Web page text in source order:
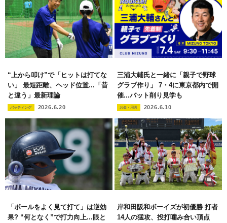
“上から叩け”で「ヒットは打てな
い」 最短距離、ヘッド位置...「昔
と違う」最新理論
バッティング 2026.6.20
三浦大輔氏と一緒に「親子で野球
グラブ作り」 7・4に東京都内で開
催...バット削り見学も
お金・用具 2026.6.10
「ボールをよく見て打て」は逆効
果? “何となく”で打力向上...眼と
岸和田阪和ボーイズが初優勝 打者
14人の猛攻、投打噛み合い頂点